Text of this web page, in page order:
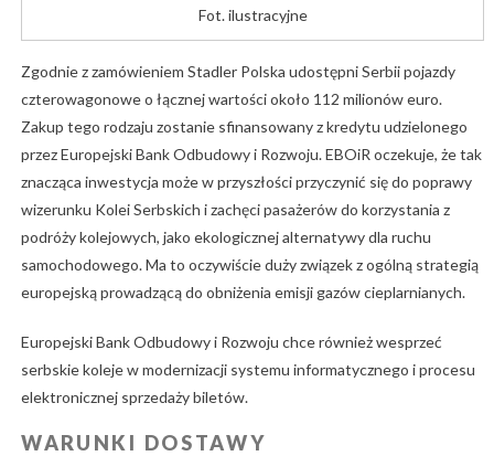
Fot. ilustracyjne
Zgodnie z zamówieniem Stadler Polska udostępni Serbii pojazdy
czterowagonowe o łącznej wartości około 112 milionów euro.
Zakup tego rodzaju zostanie sfinansowany z kredytu udzielonego
przez Europejski Bank Odbudowy i Rozwoju. EBOiR oczekuje, że tak
znacząca inwestycja może w przyszłości przyczynić się do poprawy
wizerunku Kolei Serbskich i zachęci pasażerów do korzystania z
podróży kolejowych, jako ekologicznej alternatywy dla ruchu
samochodowego. Ma to oczywiście duży związek z ogólną strategią
europejską prowadzącą do obniżenia emisji gazów cieplarnianych.
Europejski Bank Odbudowy i Rozwoju chce również wesprzeć
serbskie koleje w modernizacji systemu informatycznego i procesu
elektronicznej sprzedaży biletów.
WARUNKI DOSTAWY